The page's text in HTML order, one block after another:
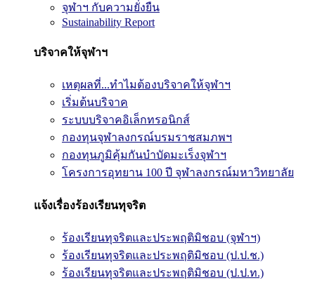
จุฬาฯ กับความยั่งยืน
Sustainability Report
บริจาคให้จุฬาฯ
เหตุผลที่...ทำไมต้องบริจาคให้จุฬาฯ
เริ่มต้นบริจาค
ระบบบริจาคอิเล็กทรอนิกส์
กองทุนจุฬาลงกรณ์บรมราชสมภพฯ
กองทุนภูมิคุ้มกันบำบัดมะเร็งจุฬาฯ
โครงการอุทยาน 100 ปี จุฬาลงกรณ์มหาวิทยาลัย
แจ้งเรื่องร้องเรียนทุจริต
ร้องเรียนทุจริตและประพฤติมิชอบ (จุฬาฯ)
ร้องเรียนทุจริตและประพฤติมิชอบ (ป.ป.ช.)
ร้องเรียนทุจริตและประพฤติมิชอบ (ป.ป.ท.)